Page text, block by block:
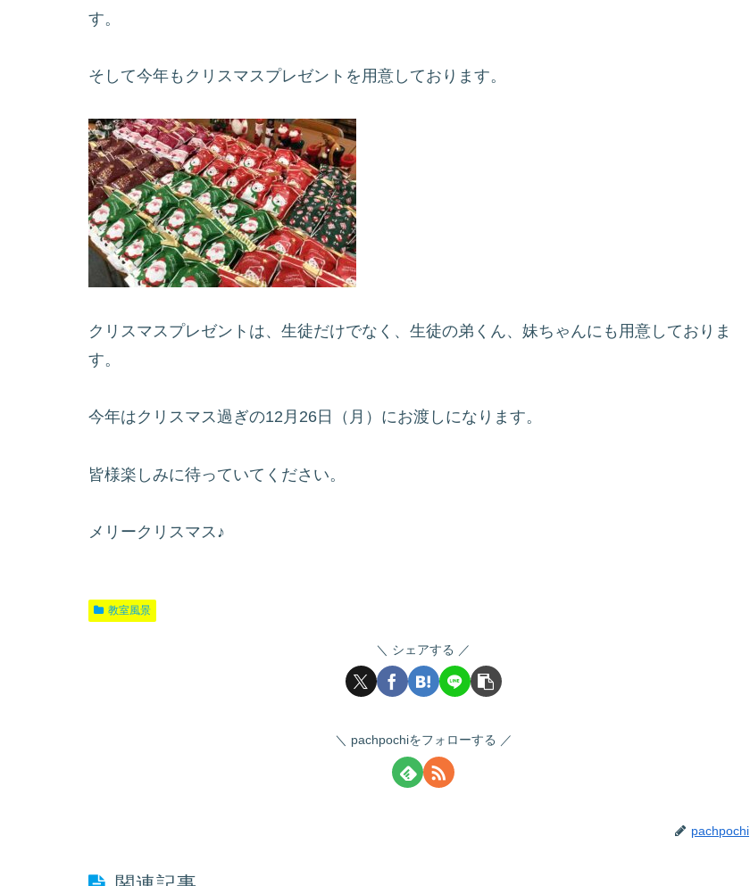
す。
そして今年もクリスマスプレゼントを用意しております。
クリスマスプレゼントは、生徒だけでなく、生徒の弟くん、妹ちゃんにも用意しておりま
す。
今年はクリスマス過ぎの12月26日（月）にお渡しになります。
皆様楽しみに待っていてください。
メリークリスマス♪
教室風景
シェアする
pachpochiをフォローする
pachpochi